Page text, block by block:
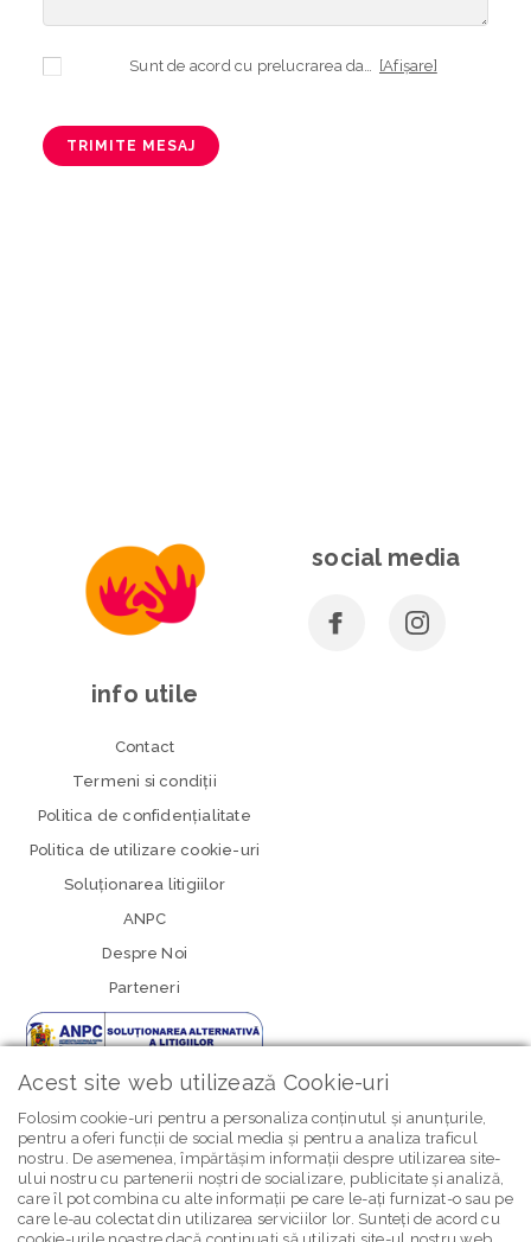
[Afișare]
TRIMITE MESAJ
social media
info utile
Contact
Termeni si condiţii
Politica de confidenţialitate
Politica de utilizare cookie-uri
Soluționarea litigiilor
ANPC
Despre Noi
Parteneri
newsletter Bebe Brands
Acest site web utilizează Cookie-uri
Folosim cookie-uri pentru a personaliza conținutul și anunțurile,
pentru a oferi funcții de social media și pentru a analiza traficul
nostru. De asemenea, împărtășim informații despre utilizarea site-
ului nostru cu partenerii noștri de socializare, publicitate și analiză,
care îl pot combina cu alte informații pe care le-ați furnizat-o sau pe
care le-au colectat din utilizarea serviciilor lor. Sunteți de acord cu